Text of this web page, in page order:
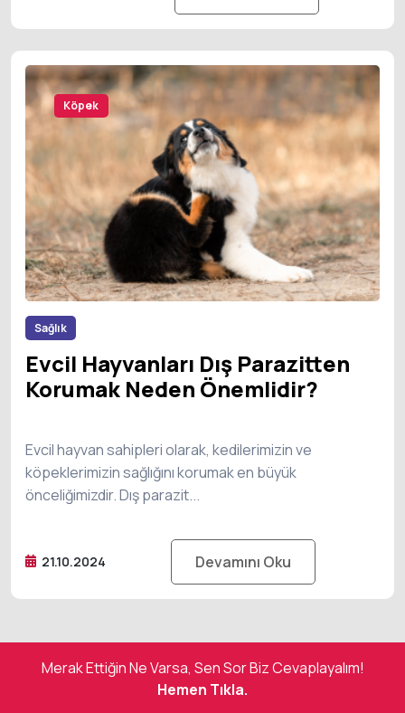
Kedi
Köpek
Sağlık
Evcil Hayvanları Dış Parazitten
Korumak Neden Önemlidir?
Evcil hayvan sahipleri olarak, kedilerimizin ve
köpeklerimizin sağlığını korumak en büyük
önceliğimizdir. Dış parazit...
21.10.2024 Devamını Oku
Merak Ettiğin Ne Varsa, Sen Sor Biz Cevaplayalım!
Hemen Tıkla.